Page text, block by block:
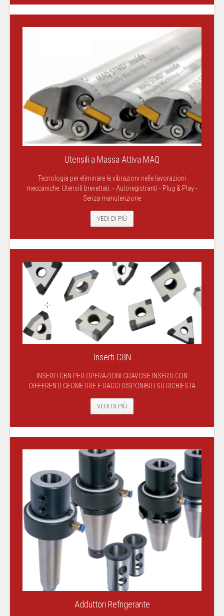
Utensili a Massa Attiva MAQ
Tecnologia per eliminare le vibrazioni nelle lavorazioni
meccaniche. Utensili brevettati: - Autoregistranti - Plug & Play -
Senza manutenzione
VEDI DI PIÙ
Inserti CBN
INSERTI CBN PER OPERAZIONI GRAVOSE INSERTI CON
DIFFERENTI GEOMETRIE E RAGGI DISPONIBILI SU RICHIESTA
VEDI DI PIÙ
Adduttori Refrigerante